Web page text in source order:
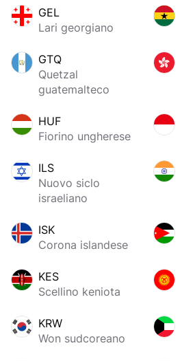
GEL
Lari georgiano
GTQ
Quetzal
guatemalteco
HUF
Fiorino ungherese
ILS
Nuovo siclo
israeliano
ISK
Corona islandese
KES
Scellino keniota
KRW
Won sudcoreano